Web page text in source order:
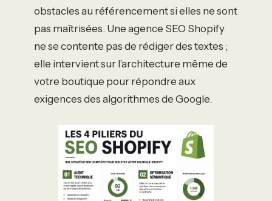
obstacles au référencement si elles ne sont
pas maîtrisées. Une agence SEO Shopify
ne se contente pas de rédiger des textes ;
elle intervient sur l’architecture même de
votre boutique pour répondre aux
exigences des algorithmes de Google.